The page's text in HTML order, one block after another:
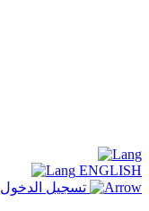
ENGLISH
تسجيل الدخول